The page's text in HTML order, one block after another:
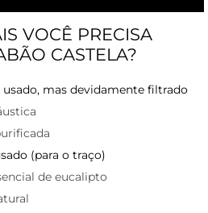
VOCÊ PRECISA
CASTELA?
mas devidamente filtrado
(para o traço)
de eucalipto